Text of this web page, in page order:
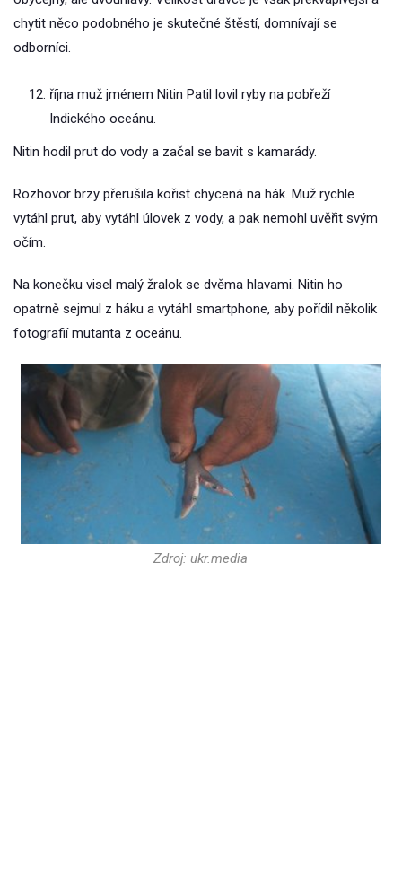
chytit něco podobného je skutečné štěstí, domnívají se
odborníci.
října muž jménem Nitin Patil lovil ryby na pobřeží
Indického oceánu.
Nitin hodil prut do vody a začal se bavit s kamarády.
Rozhovor brzy přerušila kořist chycená na hák. Muž rychle
vytáhl prut, aby vytáhl úlovek z vody, a pak nemohl uvěřit svým
očím.
Na konečku visel malý žralok se dvěma hlavami. Nitin ho
opatrně sejmul z háku a vytáhl smartphone, aby pořídil několik
fotografií mutanta z oceánu.
Zdroj: ukr.media